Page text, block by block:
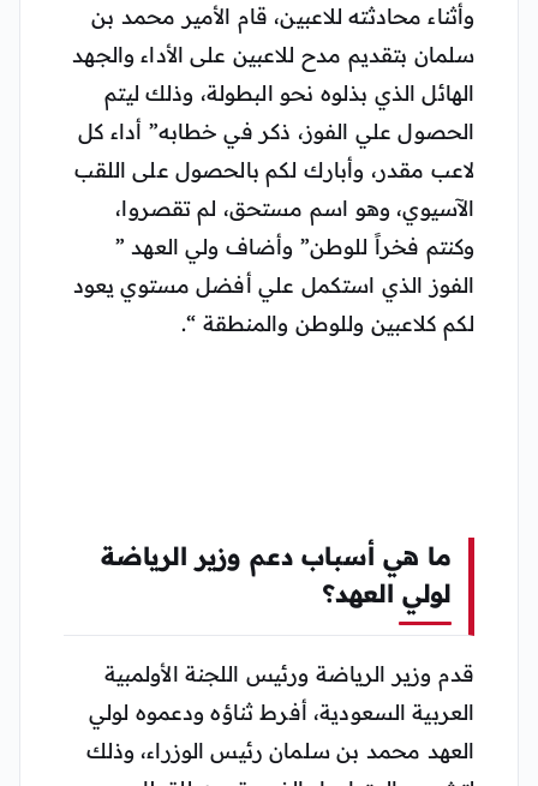
وأثناء محادثته للاعبين، قام الأمير محمد بن
سلمان بتقديم مدح للاعبين على الأداء والجهد
الهائل الذي بذلوه نحو البطولة، وذلك ليتم
الحصول علي الفوز، ذكر في خطابه” أداء كل
لاعب مقدر، وأبارك لكم بالحصول على اللقب
الآسيوي، وهو اسم مستحق، لم تقصروا،
وكنتم فخراً للوطن” وأضاف ولي العهد ”
الفوز الذي استكمل علي أفضل مستوي يعود
لكم كلاعبين وللوطن والمنطقة “.
ما هي أسباب دعم وزير الرياضة
لولي العهد؟
قدم وزير الرياضة ورئيس اللجنة الأولمبية
العربية السعودية، أفرط ثناؤه ودعموه لولي
العهد محمد بن سلمان رئيس الوزراء، وذلك